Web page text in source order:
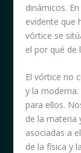
dinámicos.
evidente que
vórtice se
el por qué de
El vórtice no
y la
para ellos.
de la materia
asociadas a
de la física y